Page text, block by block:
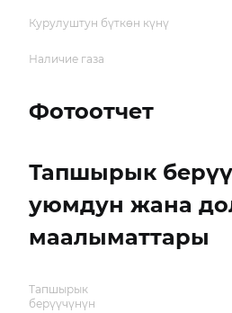
Курулуштун бүткөн күнү
Наличие газа
Фотоотчет
Тапшырык
уюмдун жана
маалыматтары
Тапшырык
берүүчүнүн